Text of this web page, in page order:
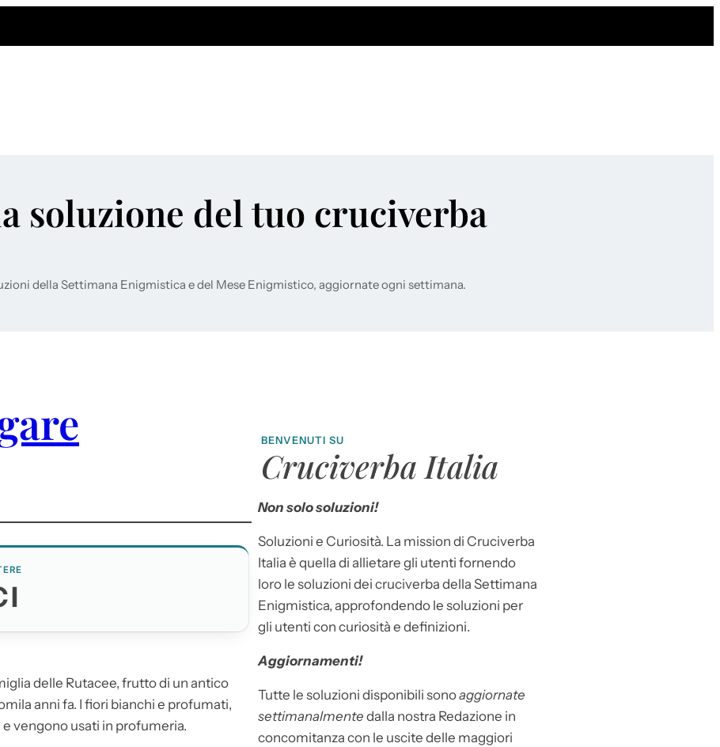
soluzione del tuo cruciverba
della Settimana Enigmistica e del Mese Enigmistico, aggiornate ogni settimana.
delle Rutacee, frutto di un antico
anni fa. I fiori bianchi e profumati,
vengono usati in profumeria.
BENVENUTI SU
Cruciverba Italia
Non solo soluzioni!
Soluzioni e Curiosità. La mission di Cruciverba
Italia è quella di allietare gli utenti fornendo
loro le soluzioni dei cruciverba della Settimana
Enigmistica, approfondendo le soluzioni per
gli utenti con curiosità e definizioni.
Aggiornamenti!
Tutte le soluzioni disponibili sonoaggiornate
settimanalmente dalla nostra Redazione in
concomitanza con le uscite delle maggiori